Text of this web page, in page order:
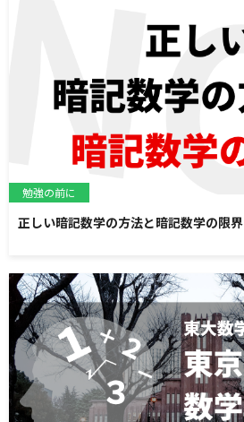
正しい暗記数学の方法と暗記数学の限界
勉強の前に